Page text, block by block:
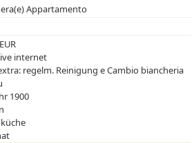
Appartamento
internet
regelm. Reinigung e Cambio biancheria
1900